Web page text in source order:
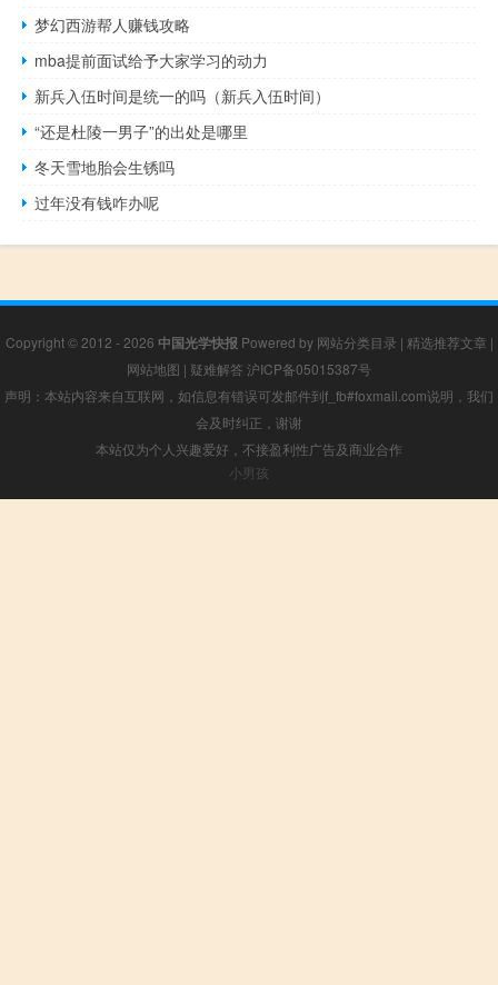
梦幻西游帮人赚钱攻略
mba提前面试给予大家学习的动力
新兵入伍时间是统一的吗（新兵入伍时间）
“还是杜陵一男子”的出处是哪里
冬天雪地胎会生锈吗
过年没有钱咋办呢
Copyright © 2012 - 2026 中国光学快报 Powered by 网站分类目录 | 精选推荐文章 |
网站地图 | 疑难解答 沪ICP备05015387号
声明：本站内容来自互联网，如信息有错误可发邮件到f_fb#foxmail.com说明，我们
会及时纠正，谢谢
本站仅为个人兴趣爱好，不接盈利性广告及商业合作
小男孩